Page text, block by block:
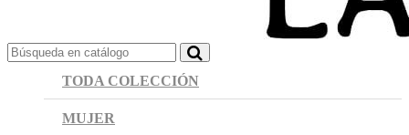
TODA COLECCIÓN
MUJER